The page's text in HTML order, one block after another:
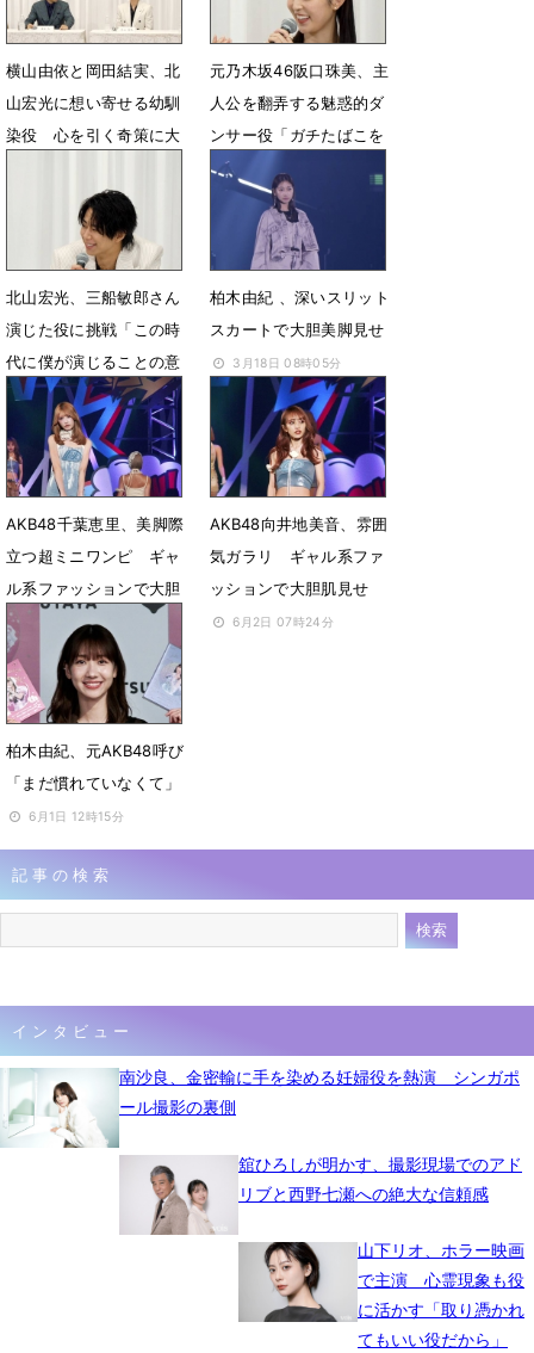
横山由依と岡田結実、北
山宏光に想い寄せる幼馴
染役 心を引く奇策に大
10月17日 10時27分
元乃木坂46阪口珠美、主
人公を翻弄する魅惑的ダ
ンサー役「ガチたばこを
手に…」
10月17日 10時09分
北山宏光、三船敏郎さん
演じた役に挑戦「この時
代に僕が演じることの意
味を持たせたい」
10月16日 18時23分
柏木由紀 、深いスリット
スカートで大胆美脚見せ
3月18日 08時05分
AKB48千葉恵里、美脚際
立つ超ミニワンピ ギャ
ル系ファッションで大胆
肌見せ
6月2日 07時33分
AKB48向井地美音、雰囲
気ガラリ ギャル系ファ
ッションで大胆肌見せ
6月2日 07時24分
柏木由紀、元AKB48呼び
「まだ慣れていなくて」
6月1日 12時15分
記事の検索
インタビュー
南沙良、金密輸に手を染める妊婦役を熱演 シンガポ
ール撮影の裏側
舘ひろしが明かす、撮影現場でのアド
リブと西野七瀬への絶大な信頼感
山下リオ、ホラー映画
で主演 心霊現象も役
に活かす「取り憑かれ
てもいい役だから」